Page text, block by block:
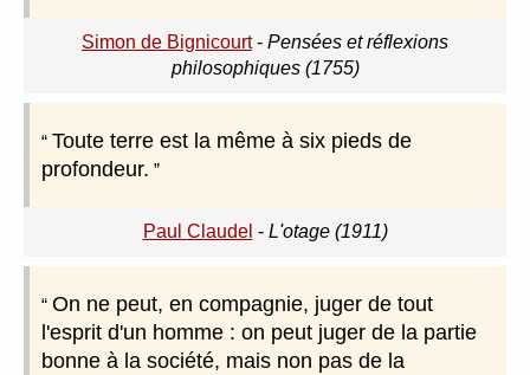
Simon de Bignicourt- Pensées et réflexions
philosophiques (1755)
Toute terre est la même à six pieds de
profondeur.
Paul Claudel - L'otage (1911)
On ne peut, en compagnie, juger de tout
l'esprit d'un homme : on peut juger de la partie
bonne à la société, mais non pas de la